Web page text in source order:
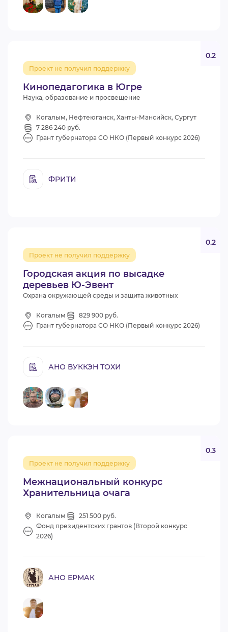
Кинопедагогика в Югре
Проект не получил поддержку
0.2
Наука, образование и просвещение
Когалым, Нефтеюганск, Ханты-Мансийск, Сургут
7 286 240 руб.
Грант губернатора СО НКО (Первый конкурс 2026)
ФРИТИ
Городская акция по высадке
деревьев Ю-Эвент
Проект не получил поддержку
0.2
Охрана окружающей среды и защита животных
Когалым
829 900 руб.
Грант губернатора СО НКО (Первый конкурс 2026)
АНО ВУККЭН ТОХИ
Межнациональный конкурс
Хранительница очага
Проект не получил поддержку
0.3
Когалым
251 500 руб.
Фонд президентских грантов (Второй конкурс
2026)
АНО ЕРМАК